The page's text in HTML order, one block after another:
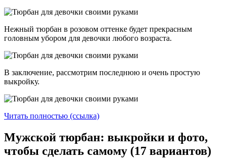
Нежный тюрбан в розовом оттенке будет прекрасным
головным убором для девочки любого возраста.
В заключение, рассмотрим последнюю и очень простую
выкройку.
Читать полностью (ссылка)
Мужской тюрбан: выкройки и фото,
чтобы сделать самому (17 вариантов)